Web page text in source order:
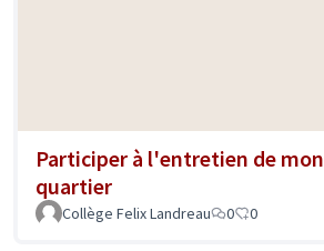
Participer à l'entretien de mon
quartier
Collège Felix Landreau 0 0